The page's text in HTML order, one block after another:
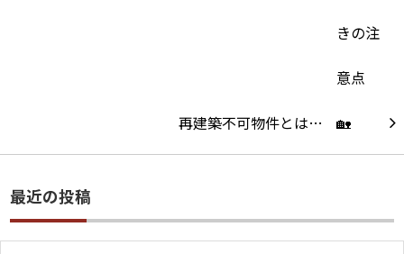
再建築不可物件とは…
最近の投稿